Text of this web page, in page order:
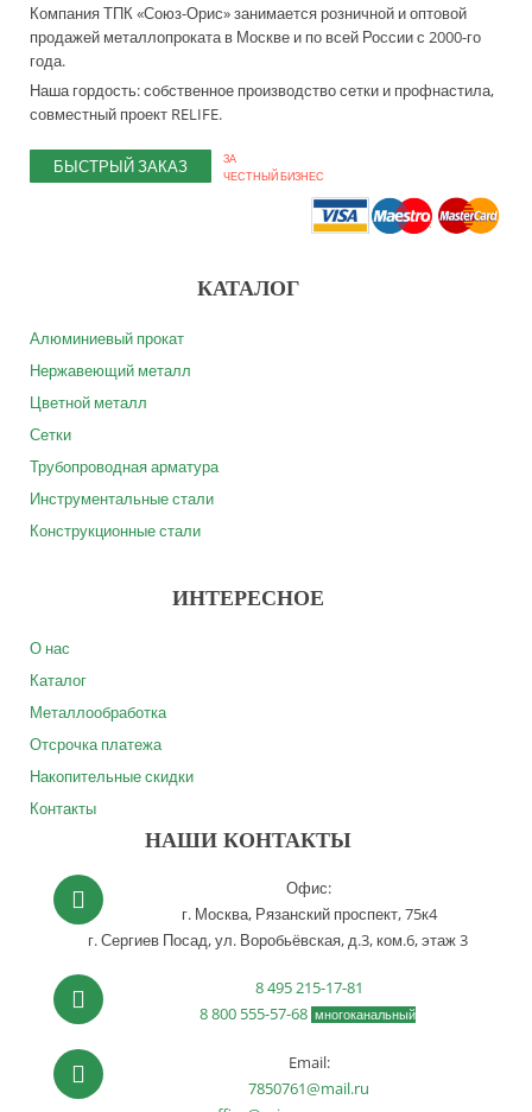
Компания ТПК «Союз-Орис» занимается розничной и оптовой
продажей металлопроката в Москве и по всей России с 2000-го
года.
Наша гордость: собственное производство сетки и профнастила,
совместный проект RELIFE.
БЫСТРЫЙ ЗАКАЗ
ЗА
ЧЕСТНЫЙ БИЗНЕС
КАТАЛОГ
Алюминиевый прокат
Нержавеющий металл
Цветной металл
Сетки
Трубопроводная арматура
Инструментальные стали
Конструкционные стали
ИНТЕРЕСНОЕ
О нас
Каталог
Металлообработка
Отсрочка платежа
Накопительные скидки
Контакты
НАШИ КОНТАКТЫ
Офис:
г. Москва, Рязанский проспект, 75к4
г. Сергиев Посад,ул. Воробьёвская, д.3, ком.6, этаж 3
8 495 215-17-81
8 800 555-57-68 многоканальный
Email:
7850761@mail.ru